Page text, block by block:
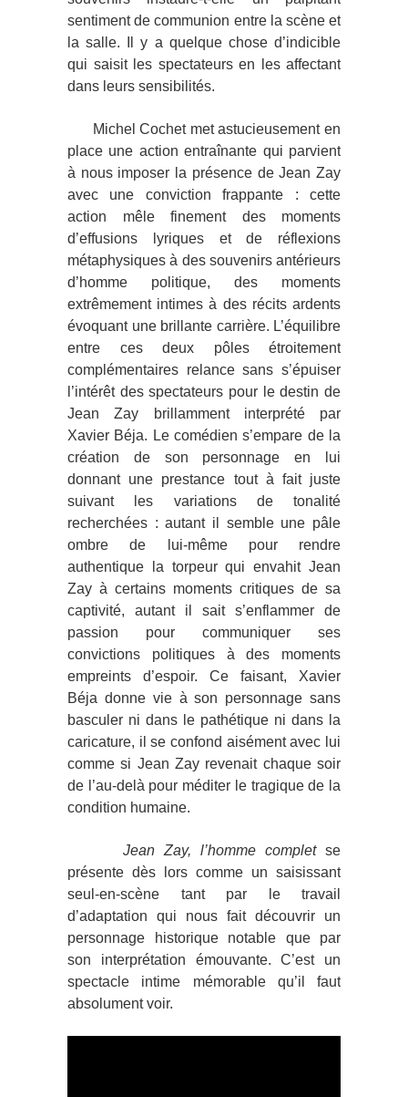
sentiment de communion entre la scène et
la salle. Il y a quelque chose d’indicible
qui saisit les spectateurs en les affectant
dans leurs sensibilités.
Michel Cochet met astucieusement en
place une action entraînante qui parvient
à nous imposer la présence de Jean Zay
avec une conviction frappante : cette
action mêle finement des moments
d’effusions lyriques et de réflexions
métaphysiques à des souvenirs antérieurs
d’homme politique, des moments
extrêmement intimes à des récits ardents
évoquant une brillante carrière. L’équilibre
entre ces deux pôles étroitement
complémentaires relance sans s’épuiser
l’intérêt des spectateurs pour le destin de
Jean Zay brillamment interprété par
Xavier Béja. Le comédien s’empare de la
création de son personnage en lui
donnant une prestance tout à fait juste
suivant les variations de tonalité
recherchées : autant il semble une pâle
ombre de lui-même pour rendre
authentique la torpeur qui envahit Jean
Zay à certains moments critiques de sa
captivité, autant il sait s’enflammer de
passion pour communiquer ses
convictions politiques à des moments
empreints d’espoir. Ce faisant, Xavier
Béja donne vie à son personnage sans
basculer ni dans le pathétique ni dans la
caricature, il se confond aisément avec lui
comme si Jean Zay revenait chaque soir
de l’au-delà pour méditer le tragique de la
condition humaine.
Jean Zay, l’homme completse
présente dès lors comme un saisissant
seul-en-scène tant par le travail
d’adaptation qui nous fait découvrir un
personnage historique notable que par
son interprétation émouvante. C’est un
spectacle intime mémorable qu’il faut
absolument voir.